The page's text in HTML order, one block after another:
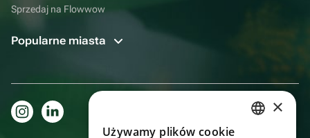
Sprzedaj na Flowwow
Popularne miasta
×
Używamy plików cookie